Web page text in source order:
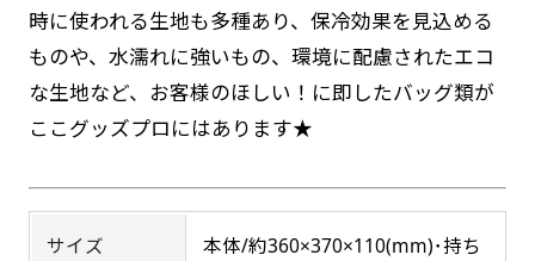
時に使われる生地も多種あり、保冷効果を見込める
ものや、水濡れに強いもの、環境に配慮されたエコ
な生地など、お客様のほしい！に即したバッグ類が
ここグッズプロにはあります★
サイズ
本体/約360×370×110(mm)･持ち
吊り下げ旗(30x42)
作成しパイプを入れてその間に紐を通します。壁
際の装飾などにとてもお役立ち！
吊り下げ旗(42x30)
作成しパイプを入れてその間に紐を通します。壁
際の装飾などにとてもお役立ち！
お急ぎ［ +330円 ］
お急ぎは翌営業日発送（基本12時締め切り)枚数
によって対応できない場合、ギリギリでも対応
生地は対応不可です。